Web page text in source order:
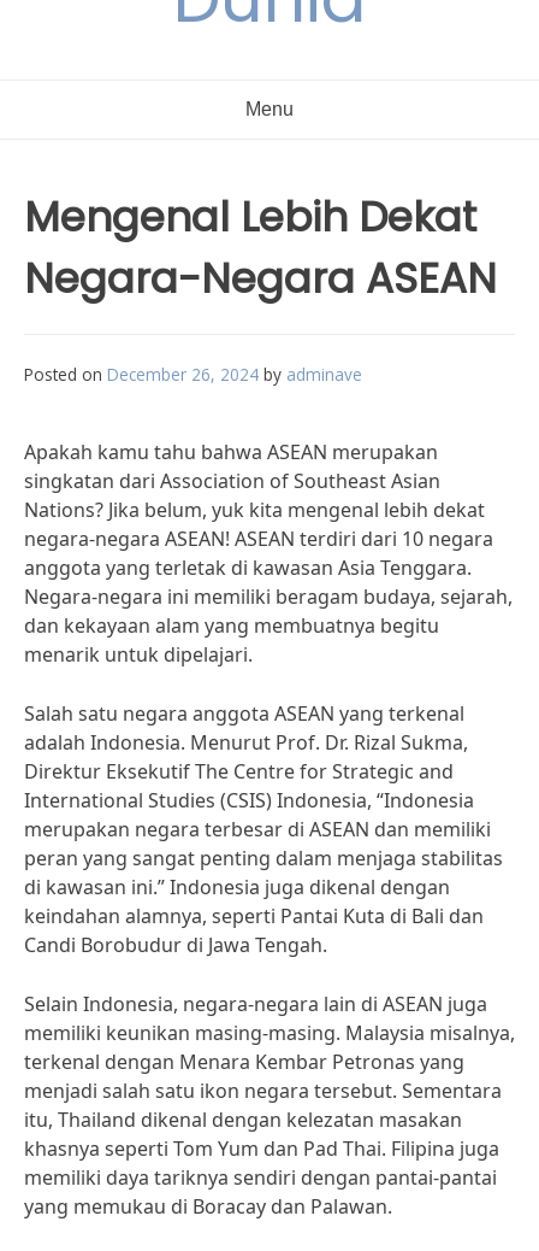
Menu
Mengenal Lebih Dekat
Negara-Negara ASEAN
Posted on December 26, 2024 by adminave
Apakah kamu tahu bahwa ASEAN merupakan
singkatan dari Association of Southeast Asian
Nations? Jika belum, yuk kita mengenal lebih dekat
negara-negara ASEAN! ASEAN terdiri dari 10 negara
anggota yang terletak di kawasan Asia Tenggara.
Negara-negara ini memiliki beragam budaya, sejarah,
dan kekayaan alam yang membuatnya begitu
menarik untuk dipelajari.
Salah satu negara anggota ASEAN yang terkenal
adalah Indonesia. Menurut Prof. Dr. Rizal Sukma,
Direktur Eksekutif The Centre for Strategic and
International Studies (CSIS) Indonesia, “Indonesia
merupakan negara terbesar di ASEAN dan memiliki
peran yang sangat penting dalam menjaga stabilitas
di kawasan ini.” Indonesia juga dikenal dengan
keindahan alamnya, seperti Pantai Kuta di Bali dan
Candi Borobudur di Jawa Tengah.
Selain Indonesia, negara-negara lain di ASEAN juga
memiliki keunikan masing-masing. Malaysia misalnya,
terkenal dengan Menara Kembar Petronas yang
menjadi salah satu ikon negara tersebut. Sementara
itu, Thailand dikenal dengan kelezatan masakan
khasnya seperti Tom Yum dan Pad Thai. Filipina juga
memiliki daya tariknya sendiri dengan pantai-pantai
yang memukau di Boracay dan Palawan.